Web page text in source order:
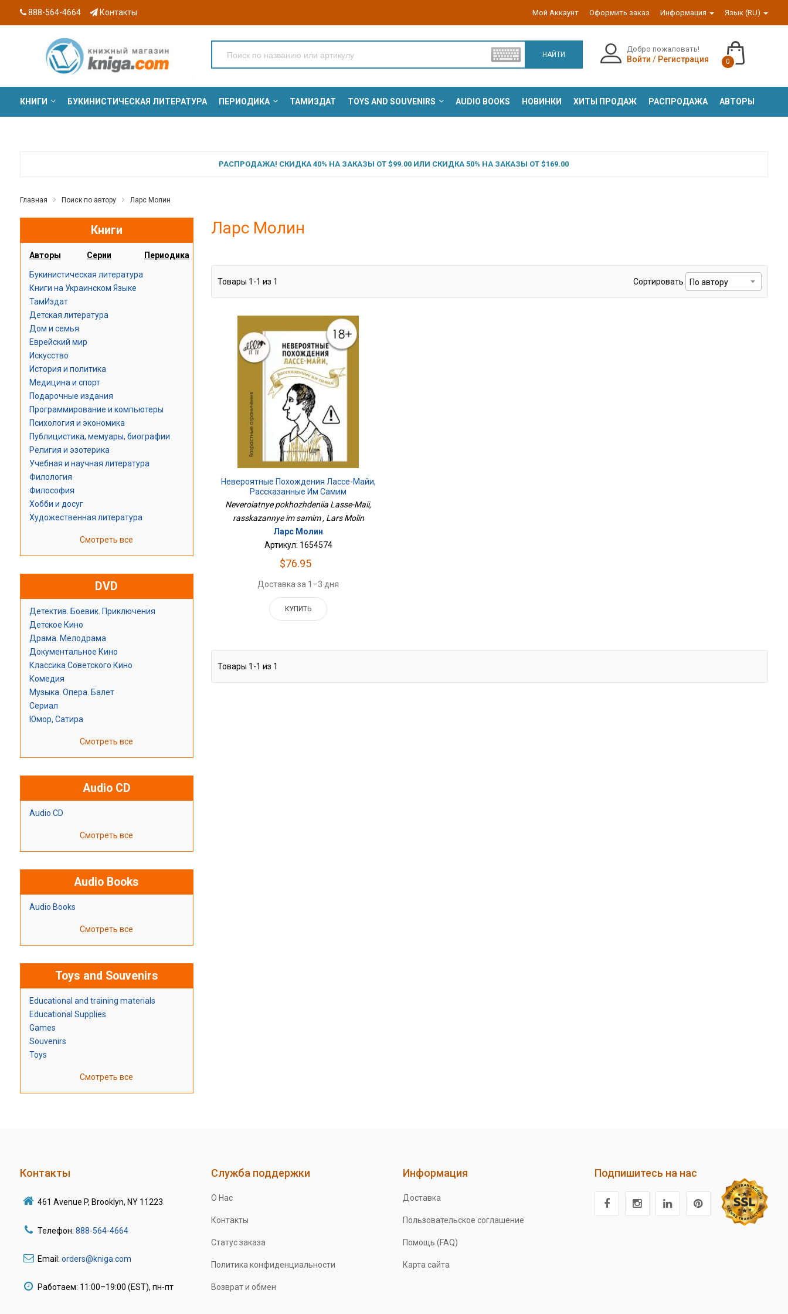
888-564-4664 Контакты Мой Аккаунт Оформить заказ Информация Язык (RU)
НАЙТИ
Добро пожаловать!
Войти / Регистрация 0
КНИГИ БУКИНИСТИЧЕСКАЯ ЛИТЕРАТУРА ПЕРИОДИКА ТАМИЗДАТ TOYS AND SOUVENIRS AUDIO BOOKS НОВИНКИ ХИТЫ ПРОДАЖ РАСПРОДАЖА АВТОРЫ
РАСПРОДАЖА! СКИДКА 40% НА ЗАКАЗЫ ОТ $99.00 ИЛИ СКИДКА 50% НА ЗАКАЗЫ ОТ $169.00
Главная Поиск по автору Ларс Молин
Книги
Авторы Серии Периодика
Букинистическая литература
Книги на Украинском Языке
ТамИздат
Детская литература
Дом и семья
Еврейский мир
Искусство
История и политика
Медицина и спорт
Подарочные издания
Программирование и компьютеры
Психология и экономика
Публицистика, мемуары, биографии
Религия и эзотерика
Учебная и научная литература
Филология
Философия
Хобби и досуг
Художественная литература
Смотреть все
DVD
Детектив. Боевик. Приключения
Детское Кино
Драма. Мелодрама
Документальное Кино
Классика Советского Кино
Комедия
Музыка. Опера. Балет
Сериал
Юмор, Сатира
Смотреть все
Audio CD
Audio CD
Смотреть все
Audio Books
Audio Books
Смотреть все
Toys and Souvenirs
Educational and training materials
Educational Supplies
Games
Souvenirs
Toys
Смотреть все
Ларс Молин
Товары 1 -1 из 1 Сортировать
Невероятные Похождения Лассе-Майи,
Рассказанные Им Самим
Neveroiatnye pokhozhdeniia Lasse-Maii,
rasskazannye im samim , Lars Molin
Ларс Молин
Артикул: 1654574
$76.95
Доставка за 1–3 дня
КУПИТЬ
Товары 1 -1 из 1
Контакты
461 Avenue P, Brooklyn, NY 11223
Телефон: 888-564-4664
Email: orders@kniga.com
Работаем: 11:00–19:00 (EST), пн-пт
Служба поддержки
О Нас
Контакты
Статус заказа
Политика конфиденциальности
Возврат и обмен
Информация
Доставка
Пользовательское соглашение
Помощь (FAQ)
Карта сайта
Подпишитесь на нас